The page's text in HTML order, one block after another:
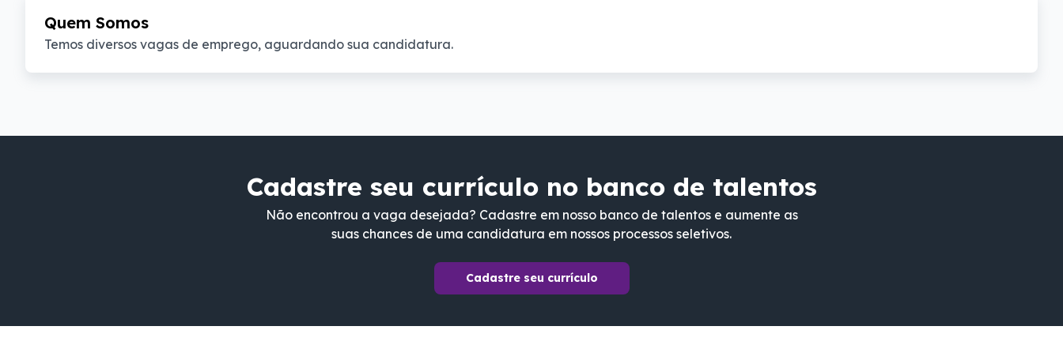
Quem Somos
Temos diversos vagas de emprego, aguardando sua candidatura.
Cadastre seu currículo no banco de talentos
Não encontrou a vaga desejada? Cadastre em nosso banco de talentos e aumente as
suas chances de uma candidatura em nossos processos seletivos.
Cadastre seu currículo